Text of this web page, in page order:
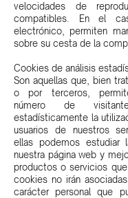
velocidades de
compatibles. En el
electrónico, permiten
sobre su cesta de la
Cookies de análisis
Son aquellas que, bien
o por terceros,
número de
estadísticamente la
usuarios de nuestros
ellas podemos estudiar
nuestra página web y
productos o servicios
cookies no irán
carácter personal que